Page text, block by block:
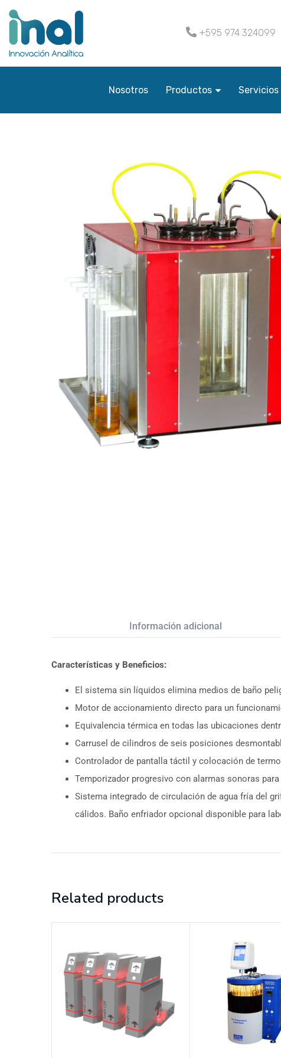
+595 974 324099
Nosotros Productos Servicios
Información adicional
Características y Beneficios:
El sistema sin líquidos elimina medios de baño
Motor de accionamiento directo para un
Equivalencia térmica en todas las ubicaciones
Carrusel de cilindros de seis posiciones
Controlador de pantalla táctil y colocación de
Temporizador progresivo con alarmas sonoras
Sistema integrado de circulación de agua fría del
cálidos. Baño enfriador opcional disponible para
Related products